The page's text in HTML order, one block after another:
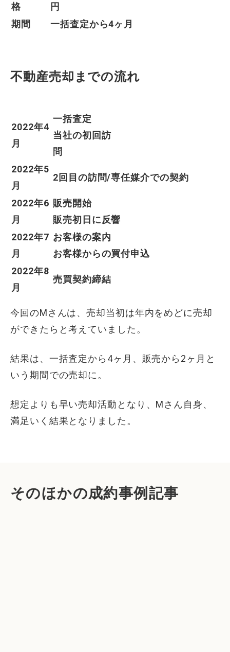
格
円
期間
一括査定から4ヶ月
不動産売却までの流れ
2022年4
月
一括査定
当社の初回訪
問
2022年5
月
2回目の訪問/専任媒介での契約
2022年6
月
販売開始
販売初日に反響
2022年7
月
お客様の案内
お客様からの買付申込
2022年8
月
売買契約締結
今回のMさんは、売却当初は年内をめどに売却
ができたらと考えていました。
結果は、一括査定から4ヶ月、販売から2ヶ月と
いう期間での売却に。
想定よりも早い売却活動となり、Mさん自身、
満足いく結果となりました。
そのほかの成約事例記事